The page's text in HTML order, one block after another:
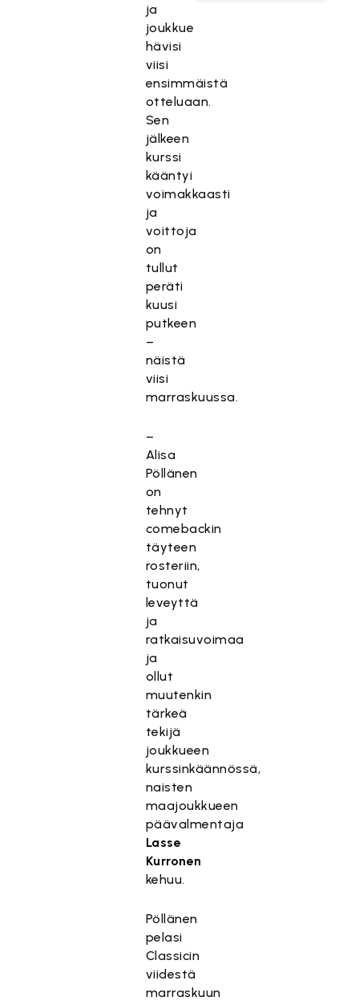
ja
joukkue
hävisi
viisi
ensimmäistä
otteluaan.
Sen
jälkeen
kurssi
kääntyi
voimakkaasti
ja
voittoja
on
tullut
peräti
kuusi
putkeen
–
näistä
viisi
marraskuussa.
–
Alisa
Pöllänen
on
tehnyt
comebackin
täyteen
rosteriin,
tuonut
leveyttä
ja
ratkaisuvoimaa
ja
ollut
muutenkin
tärkeä
tekijä
joukkueen
kurssinkäännössä,
naisten
maajoukkueen
päävalmentaja
Lasse
Kurronen
kehuu.
Pöllänen
pelasi
Classicin
viidestä
marraskuun